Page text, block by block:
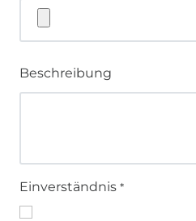
Beschreibung
Einverständnis *